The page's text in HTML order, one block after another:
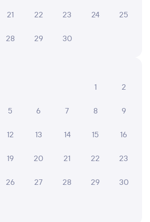
Купе
в Адлер
ближайшие: 7, 11, 12 августа Маршрут
Купе
21 22 23 24 25
28 29 30
1
2
5 6 7 8 9
12 13 14 15 16
19 20 21 22 23
26 27 28 29 30